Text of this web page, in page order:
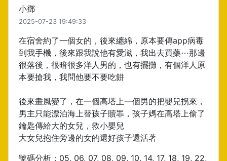
小鄧
2025-07-23 19:49:33
在宿舍約了一個女的，後來纏綿，原本要傳app病毒
到我手機，後來跟我說他有愛滋，我出去買藥⋯那邊
很落後，很暗很多洋人男的，也有擺攤，有個洋人原
本要搶我，我問他要不要吃餅
後來畫風變了，在一個高塔上一個男的把嬰兒拐來，
男主只能漂泊海上替孩子贖罪，孩子媽在高塔上偷了
鑰匙傳給大的女兒，救小嬰兒
大女兒抱住旁邊的女的還好孩子還活著
號碼分析：05, 06, 07, 08, 09, 10, 14, 17, 18, 19, 22,